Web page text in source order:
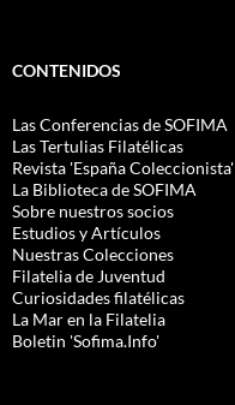
CONTENIDOS
Las Conferencias de SOFIMA
Las Tertulias Filatélicas
Revista 'España Coleccionista'
La Biblioteca de SOFIMA
Sobre nuestros socios
Estudios y Artículos
Nuestras Colecciones
Filatelia de Juventud
Curiosidades filatélicas
La Mar en la Filatelia
Boletin 'Sofima.Info'